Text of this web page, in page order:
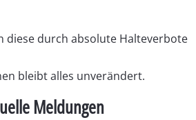
diese durch absolute Halteverbote
bleibt alles unverändert.
Meldungen